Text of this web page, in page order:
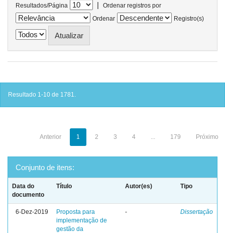
Resultados/Página |
Ordenar registros por
Ordenar
Registro(s)
Resultado 1-10 de 1781.
Anterior 1 2 3 4 ... 179 Próximo
Conjunto de itens:
Data do
documento
Título Autor(es) Tipo
6-Dez-2019
Proposta para
implementação de
gestão da
- Dissertação